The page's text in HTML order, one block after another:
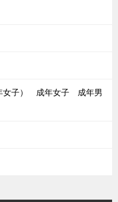
女子） 成年女子 成年男